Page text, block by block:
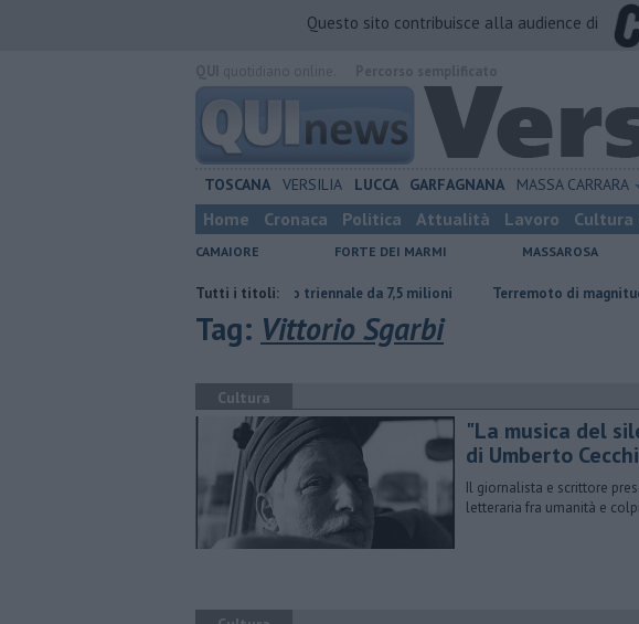
Questo sito contribuisce alla audience di
TOSCANA VERSILIA LUCCA GARFAGNANA MASSA CARRARA
Home Cronaca Politica Attualità Lavoro Cultura
CAMAIORE FORTE DEI MARMI MASSAROSA
Tutti i titoli:
Porti regionali, piano triennale da 7,5 milioni Terremoto di magnitudo 4.3 scuote
Tag: Vittorio Sgarbi
Cultura
​"La musica del
di Umberto Cecchi
Il giornalista e scrittore
letteraria fra umanità e